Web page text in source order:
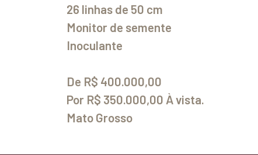
26 linhas de 50 cm
Monitor de semente
Inoculante
De R$ 400.000,00
Por R$ 350.000,00 À vista.
Mato Grosso